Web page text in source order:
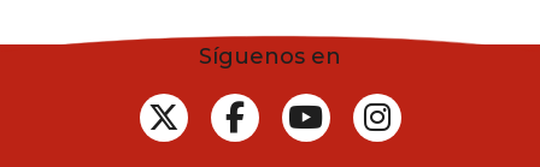
Síguenos en